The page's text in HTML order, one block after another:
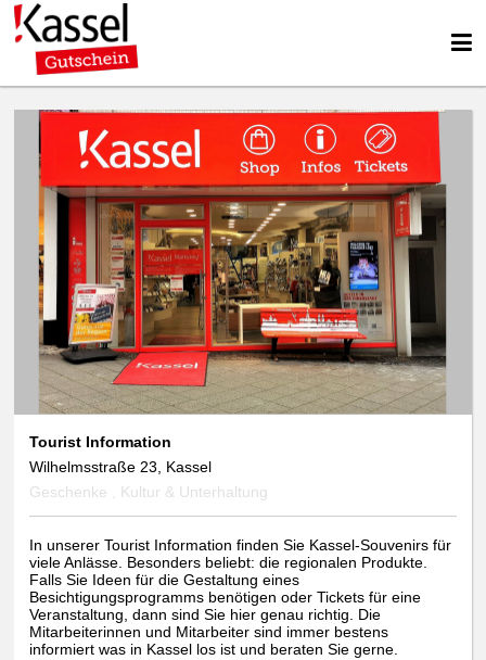
Tourist Information
Wilhelmsstraße 23, Kassel
Geschenke , Kultur & Unterhaltung
In unserer Tourist Information finden Sie Kassel-Souvenirs für
viele Anlässe. Besonders beliebt: die regionalen Produkte.
Falls Sie Ideen für die Gestaltung eines
Besichtigungsprogramms benötigen oder Tickets für eine
Veranstaltung, dann sind Sie hier genau richtig. Die
Mitarbeiterinnen und Mitarbeiter sind immer bestens
informiert was in Kassel los ist und beraten Sie gerne.